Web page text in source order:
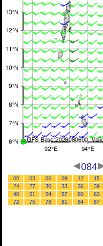
084
00 03 06 09 12 15
24
27 30 33 36 39
48
51 54 57 60 63
72
75 78 81 84 87